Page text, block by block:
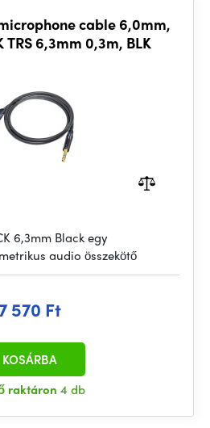
cable 6,0mm,
TRS 6,3mm 0,3m, BLK
6,3mm Black egy
audio összekötő
570 Ft
raktáron 4 db
KOSÁRBA